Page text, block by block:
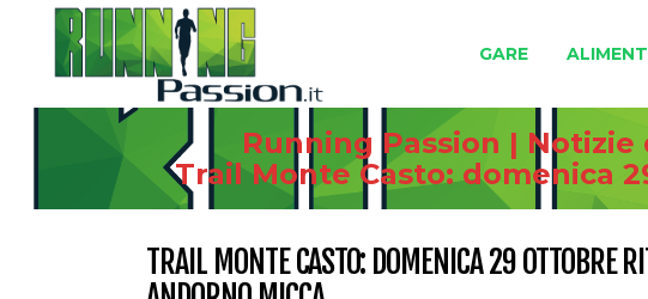
GARE
Running Passion |
Trail Monte Casto: domenica
TRAIL MONTE CASTO: DOMENICA 29 OTTOBRE